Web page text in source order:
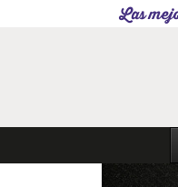
Las